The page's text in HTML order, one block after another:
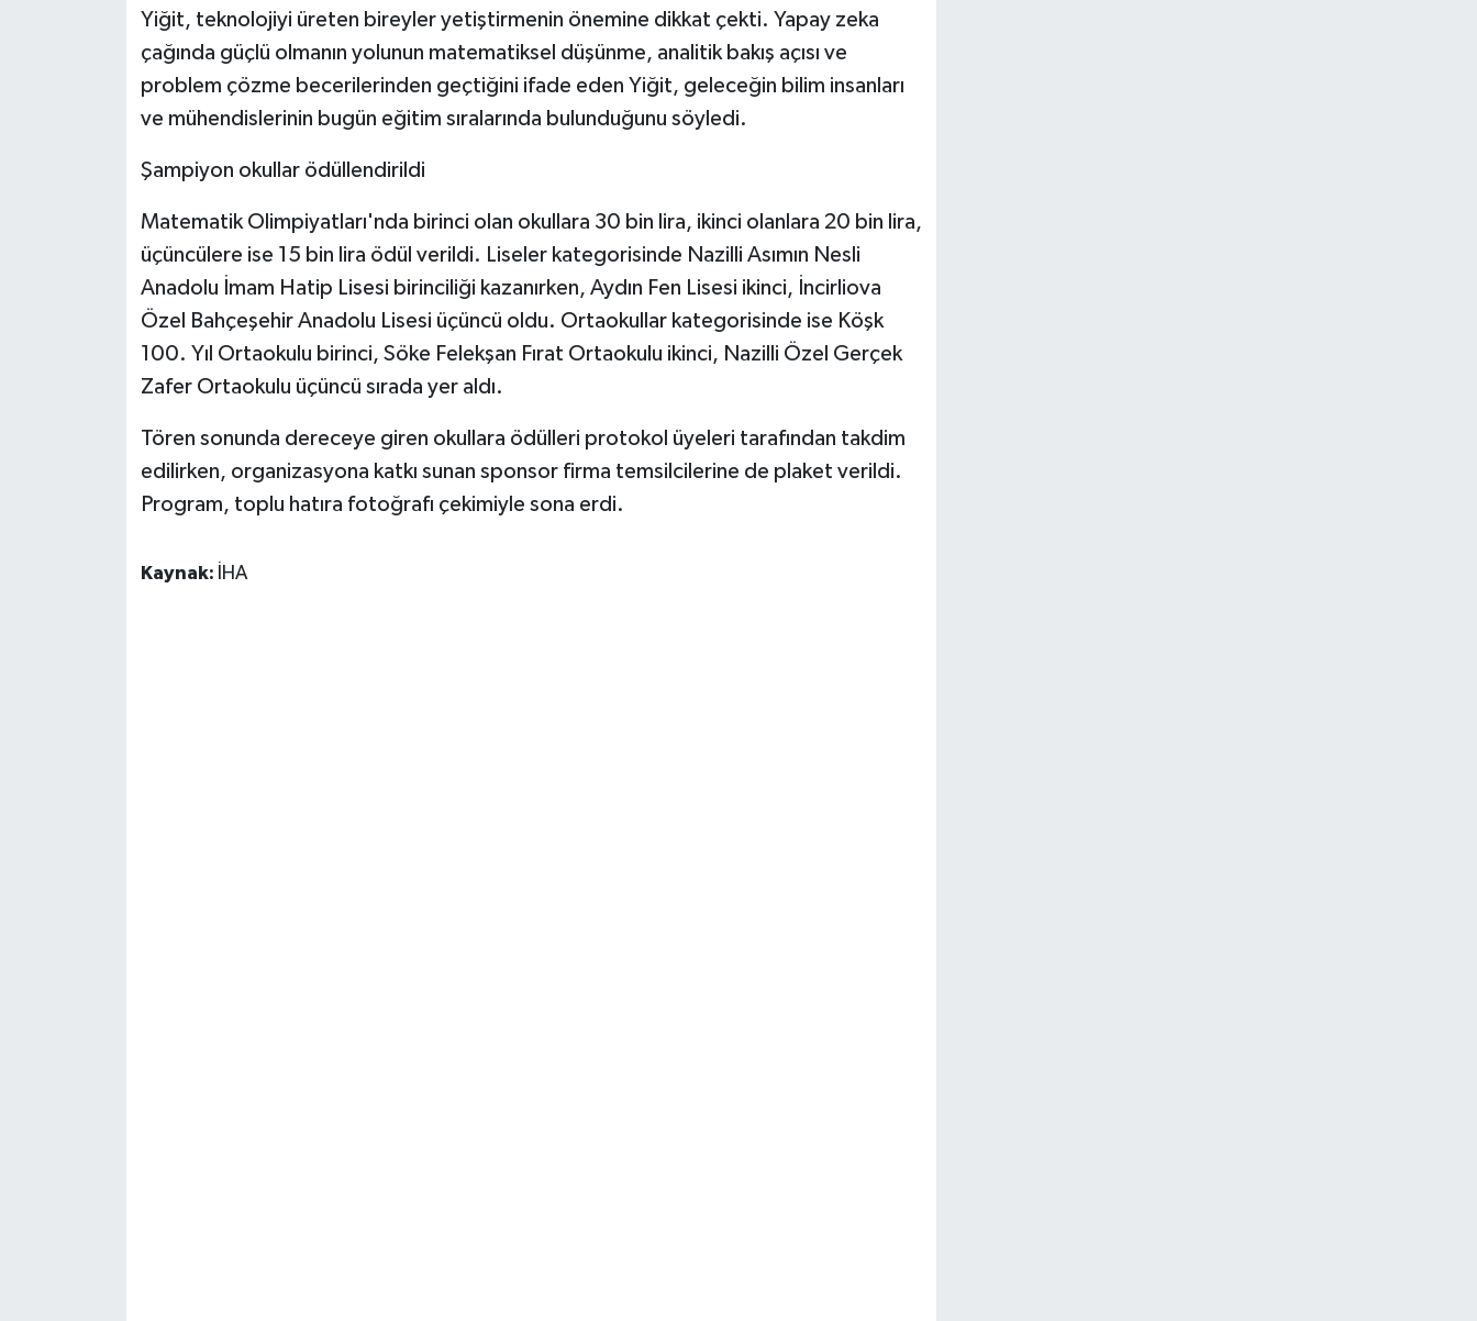
Yiğit, teknolojiyi üreten bireyler yetiştirmenin önemine dikkat çekti. Yapay zeka
çağında güçlü olmanın yolunun matematiksel düşünme, analitik bakış açısı ve
problem çözme becerilerinden geçtiğini ifade eden Yiğit, geleceğin bilim insanları
ve mühendislerinin bugün eğitim sıralarında bulunduğunu söyledi.
Şampiyon okullar ödüllendirildi
Matematik Olimpiyatları'nda birinci olan okullara 30 bin lira, ikinci olanlara 20 bin lira,
üçüncülere ise 15 bin lira ödül verildi. Liseler kategorisinde Nazilli Asımın Nesli
Anadolu İmam Hatip Lisesi birinciliği kazanırken, Aydın Fen Lisesi ikinci, İncirliova
Özel Bahçeşehir Anadolu Lisesi üçüncü oldu. Ortaokullar kategorisinde ise Köşk
100. Yıl Ortaokulu birinci, Söke Felekşan Fırat Ortaokulu ikinci, Nazilli Özel Gerçek
Zafer Ortaokulu üçüncü sırada yer aldı.
Tören sonunda dereceye giren okullara ödülleri protokol üyeleri tarafından takdim
edilirken, organizasyona katkı sunan sponsor firma temsilcilerine de plaket verildi.
Program, toplu hatıra fotoğrafı çekimiyle sona erdi.
Kaynak: İHA